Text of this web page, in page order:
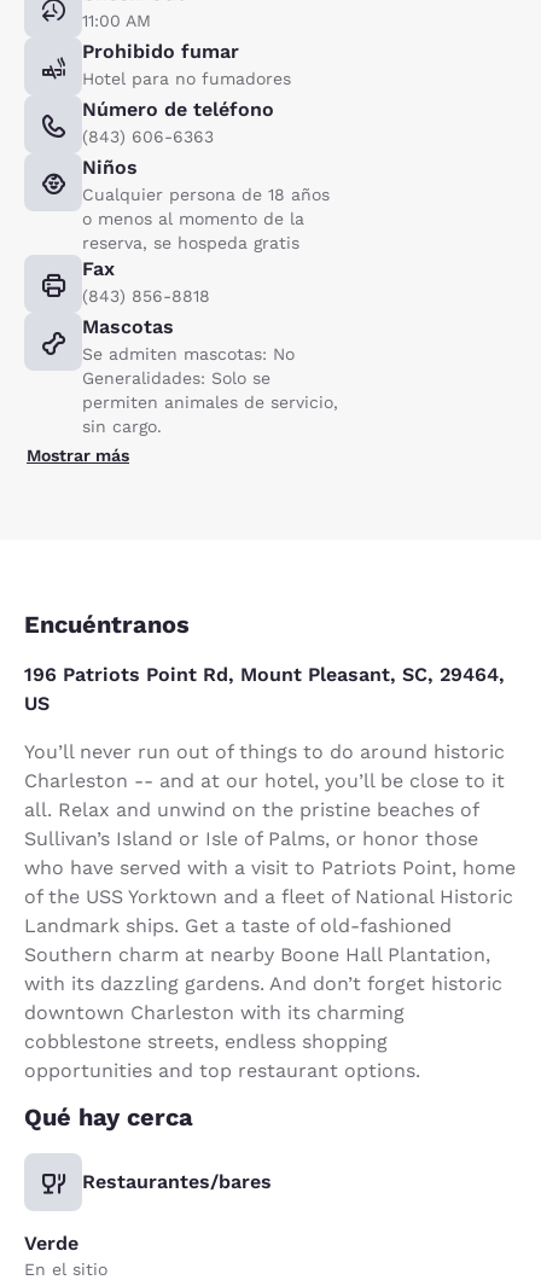
11:00 AM
Prohibido fumar
Hotel para no fumadores
Número de teléfono
(843) 606-6363
Niños
Cualquier persona de 18 años
o menos al momento de la
reserva, se hospeda gratis
Fax
(843) 856-8818
Mascotas
Se admiten mascotas: No
Generalidades: Solo se
permiten animales de servicio,
sin cargo.
Mostrar más
Encuéntranos
196 Patriots Point Rd, Mount Pleasant, SC, 29464,
US
You’ll never run out of things to do around historic
Charleston -- and at our hotel, you’ll be close to it
all. Relax and unwind on the pristine beaches of
Sullivan’s Island or Isle of Palms, or honor those
who have served with a visit to Patriots Point, home
of the USS Yorktown and a fleet of National Historic
Landmark ships. Get a taste of old-fashioned
Southern charm at nearby Boone Hall Plantation,
with its dazzling gardens. And don’t forget historic
downtown Charleston with its charming
cobblestone streets, endless shopping
opportunities and top restaurant options.
Qué hay cerca
Restaurantes/bares
Verde
En el sitio